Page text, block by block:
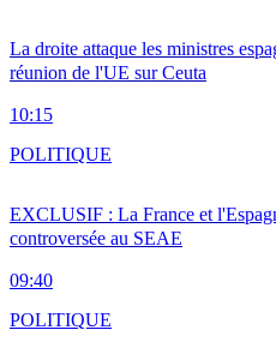
La droite attaque les ministres
réunion de l'UE sur Ceuta
10:15
EXCLUSIF : La France et
controversée au SEAE
09:40
POLITIQUE
POLITIQUE